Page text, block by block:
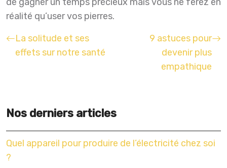
réalité qu’user vos pierres.
La solitude et ses
effets sur notre santé
9 astuces pour
devenir plus
empathique
Nos derniers articles
Quel appareil pour produire de l’électricité chez soi
?